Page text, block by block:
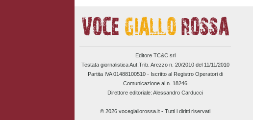
Editore TC&C srl
Testata giornalistica Aut.Trib. Arezzo n. 20/2010 del 11/11/2010
Partita IVA 01488100510 - Iscritto al Registro Operatori di
Comunicazione al n. 18246
Direttore editoriale: Alessandro Carducci
© 2026 vocegiallorossa.it - Tutti i diritti riservati